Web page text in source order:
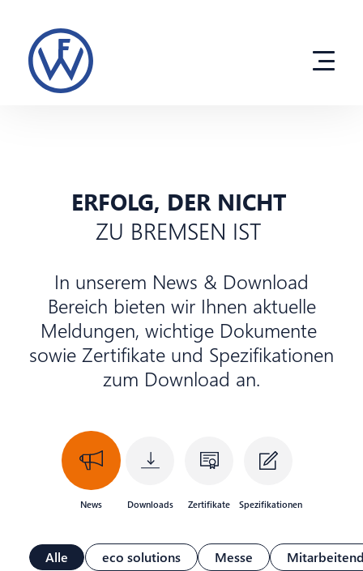
Inhalt
Entwicklung
Unternehmen
eco solutions
News & Downloads
ERFOLG, DER NICHT
ZU BREMSEN IST
In unserem News & Download
Bereich bieten wir Ihnen aktuelle
Meldungen, wichtige Dokumente
sowie Zertifikate und Spezifikationen
zum Download an.
News Downloads Zertifikate Spezifikationen
Alle eco solutions Messe